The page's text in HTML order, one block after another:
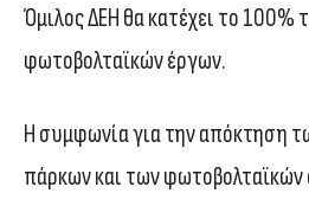
Όμιλος ΔΕΗ θα κατέχει το 100%
φωτοβολταϊκών έργων.
Η συμφωνία για την απόκτηση
πάρκων και των φωτοβολταϊκών